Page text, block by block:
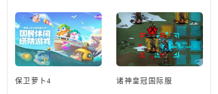
保卫萝卜4 诸神皇冠国际服